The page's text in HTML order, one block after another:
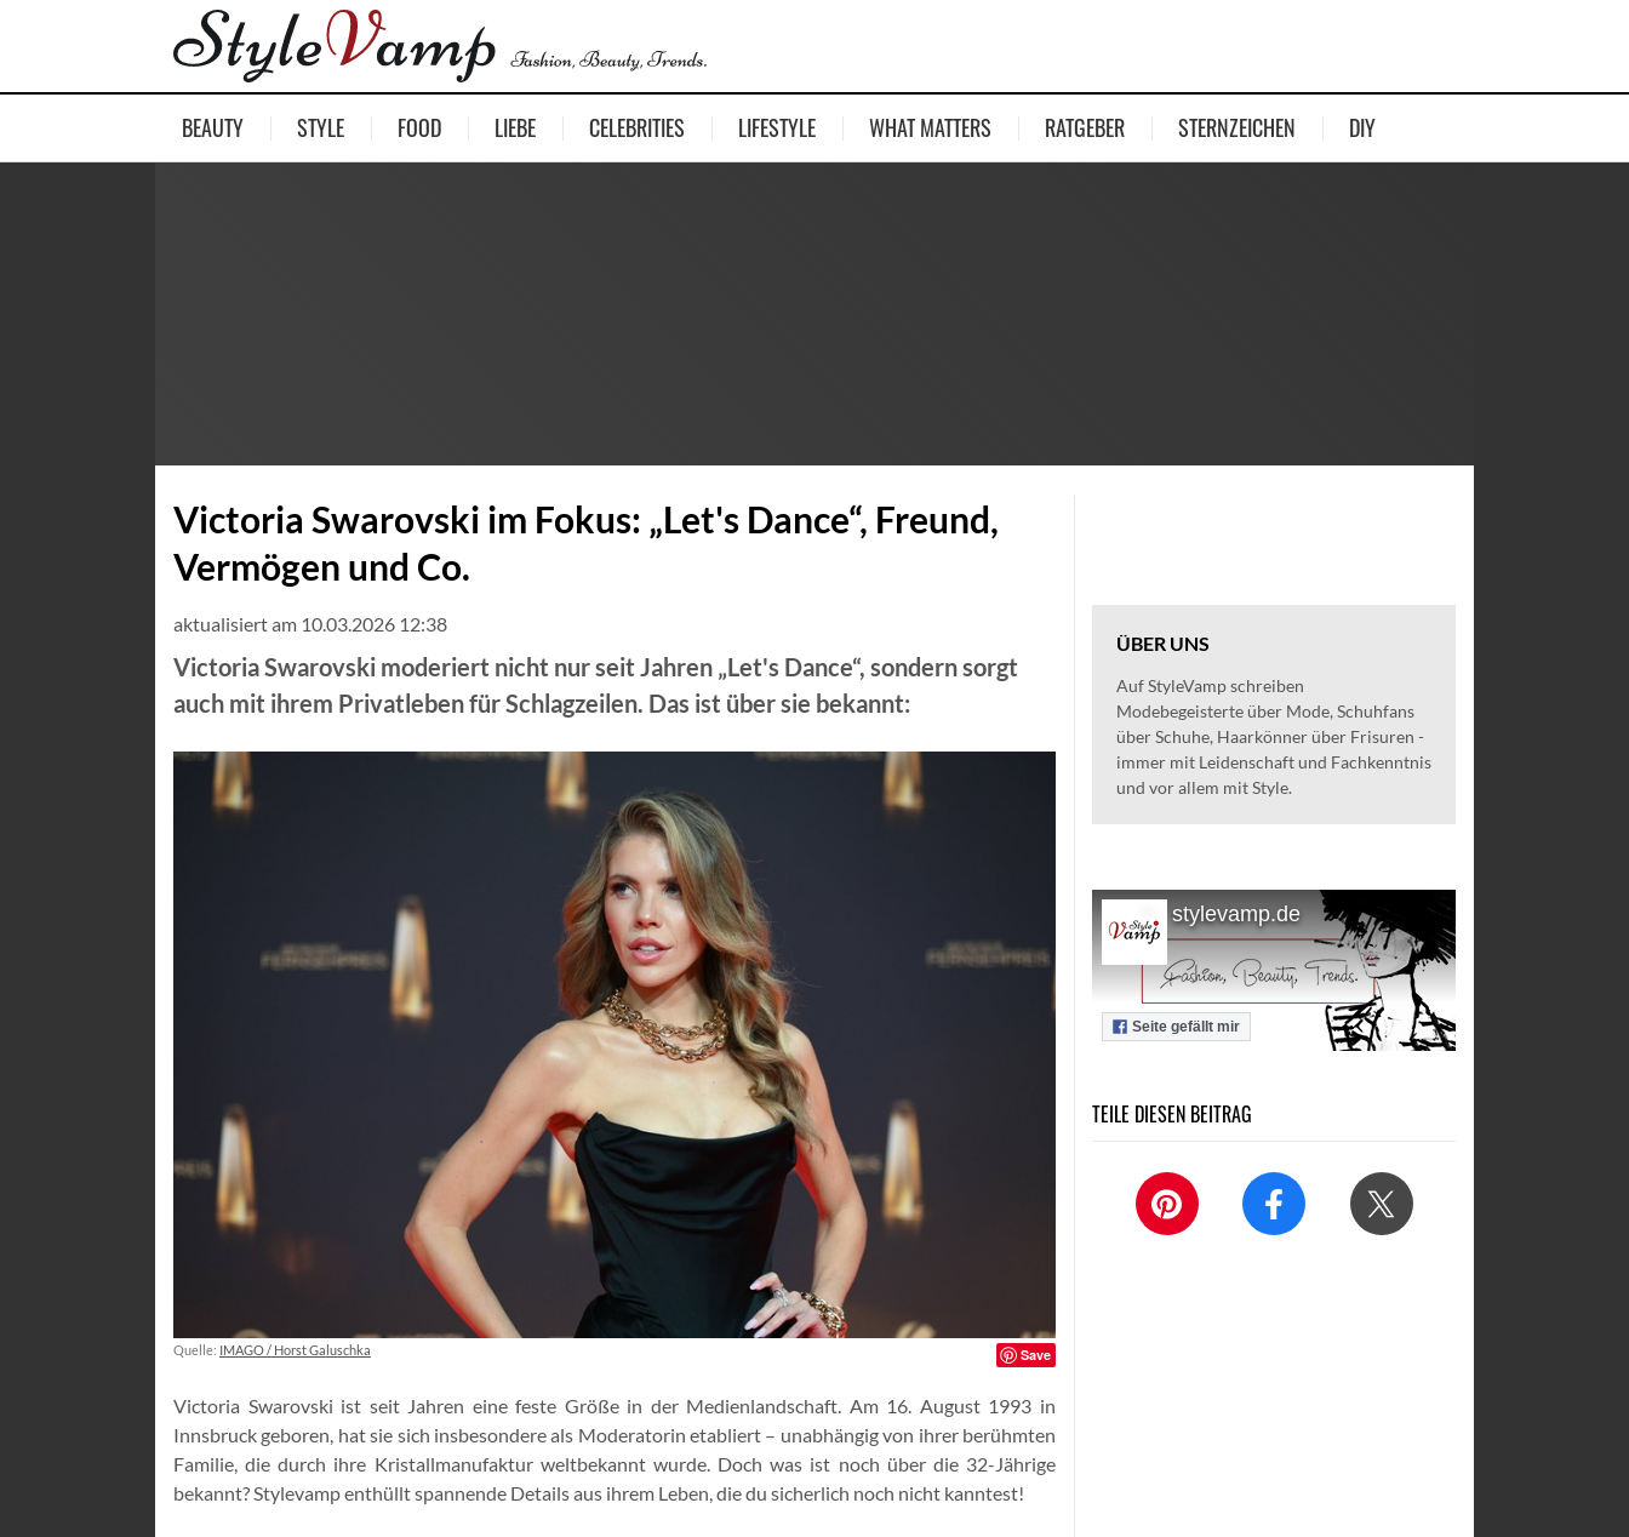
BEAUTY STYLE FOOD LIEBE CELEBRITIES LIFESTYLE WHAT MATTERS RATGEBER STERNZEICHEN DIY
Victoria Swarovski im Fokus: „Let's Dance“, Freund,
Vermögen und Co.
aktualisiert am 10.03.2026 12:38
Victoria Swarovski moderiert nicht nur seit Jahren „Let's Dance“, sondern sorgt
auch mit ihrem Privatleben für Schlagzeilen. Das ist über sie bekannt:
Quelle: IMAGO / Horst Galuschka Save
Victoria Swarovski ist seit Jahren eine feste Größe in der Medienlandschaft. Am 16. August 1993 in
Innsbruck geboren, hat sie sich insbesondere als Moderatorin etabliert – unabhängig von ihrer berühmten
Familie, die durch ihre Kristallmanufaktur weltbekannt wurde. Doch was ist noch über die 32-Jährige
bekannt? Stylevamp enthüllt spannende Details aus ihrem Leben, die du sicherlich noch nicht kanntest!
ÜBER UNS
Auf StyleVamp schreiben
Modebegeisterte über Mode, Schuhfans
über Schuhe, Haarkönner über Frisuren -
immer mit Leidenschaft und Fachkenntnis
und vor allem mit Style.
stylevamp.de
Seite gefällt mir
TEILE DIESEN BEITRAG